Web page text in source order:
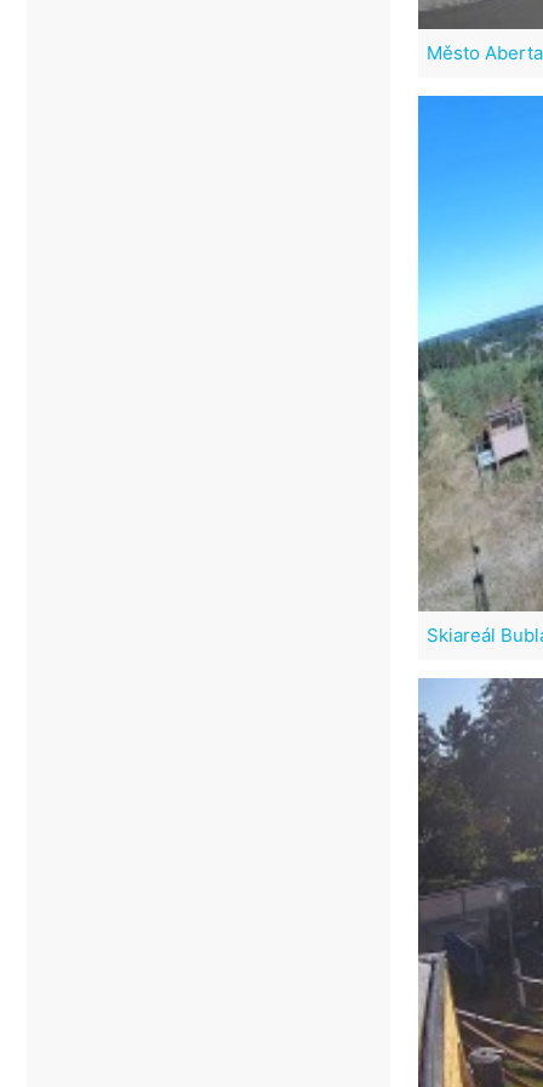
Město
Skiareál